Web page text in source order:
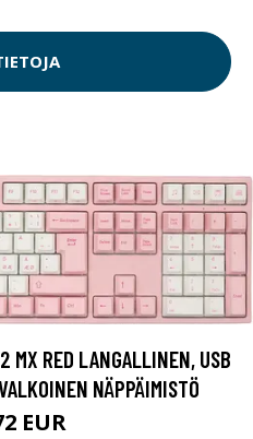
MX RED LANGALLINEN, USB
NÄPPÄIMISTÖ
EUR